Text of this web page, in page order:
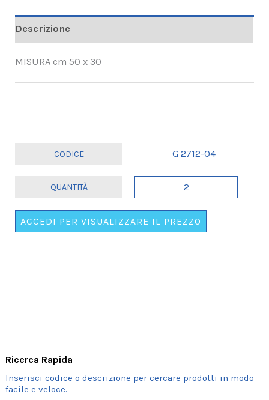
Ricerca Rapida
Descrizione
MISURA cm 50 x 30
G 2712-04
LOCANDINA
.
ACCEDI PER VISUALIZZARE IL PREZZO